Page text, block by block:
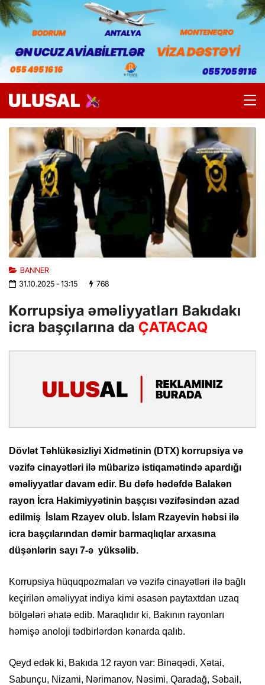
BANNER
31.10.2025- 13:15 768
Korrupsiya əməliyyatları Bakıdakı
icra başçılarına daÇATACAQ
Dövlət Təhlükəsizliyi Xidmətinin (DTX) korrupsiya və
vəzifə cinayətləri ilə mübarizə istiqamətində apardığı
əməliyyatlar davam edir. Bu dəfə hədəfdə Balakən
rayon İcra Hakimiyyətinin başçısı vəzifəsindən azad
edilmiş İslam Rzayev olub. İslam Rzayevin həbsi ilə
icra başçılarından dəmir barmaqlıqlar arxasına
düşənlərin sayı 7-ə yüksəlib.
Korrupsiya hüquqpozmaları və vəzifə cinayətləri ilə bağlı
keçirilən əməliyyat indiyə kimi əsasən paytaxtdan uzaq
bölgələri əhatə edib. Maraqlıdır ki, Bakının rayonları
həmişə anoloji tədbirlərdən kənarda qalıb.
Qeyd edək ki, Bakıda 12 rayon var: Binəqədi, Xətai,
Sabunçu, Nizami, Nərimanov, Nəsimi, Qaradağ, Səbail,